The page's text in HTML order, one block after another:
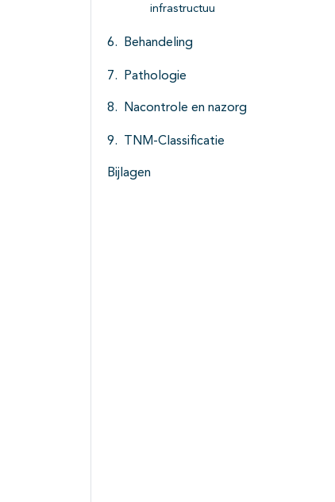
infrastructuu
Behandeling
Pathologie
Nacontrole en nazorg
TNM-Classificatie
Bijlagen